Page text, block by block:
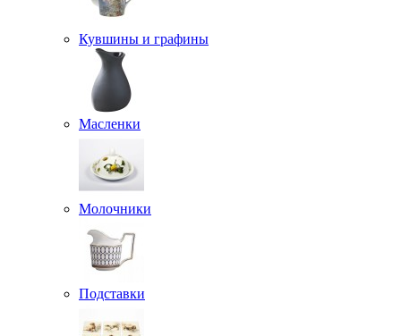
Кувшины и графины
Масленки
Молочники
Подставки